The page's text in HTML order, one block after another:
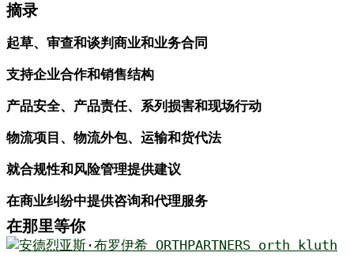
摘录
起草、审查和谈判商业和业务合同
支持企业合作和销售结构
产品安全、产品责任、系列损害和现场行动
物流项目、物流外包、运输和货代法
就合规性和风险管理提供建议
在商业纠纷中提供咨询和代理服务
在那里等你